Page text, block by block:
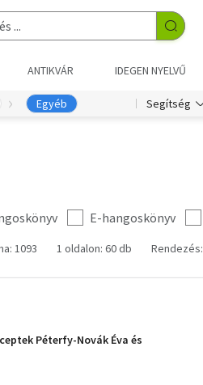
ANTIKVÁR IDEGEN NYELVŰ
Egyéb Segítség
E-hangoskönyv
1093 1 oldalon: 60 db Rendezés:
Péterfy-Novák Éva és